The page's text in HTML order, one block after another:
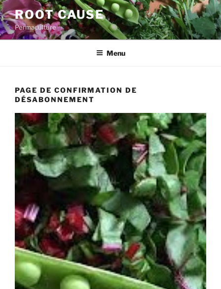
Aller
au
contenu
principal
ROOT CAUSE
Permaculture
Menu
PAGE DE CONFIRMATION DE
DÉSABONNEMENT